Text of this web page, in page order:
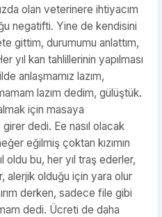
olan veterinere ihtiyacım
negatifti. Yine de kendisini
gittim, durumumu anlattım,
yıl kan tahlillerinin yapılması
anlaşmamız lazım,
lazım dedim, gülüştük.
için masaya
dedi. Ee nasıl olacak
eğilmiş çoktan kızımın
oldu bu, her yıl traş ederler,
alerjik olduğu için yara olur
derken, sadece file gibi
dedi. Ücreti de daha